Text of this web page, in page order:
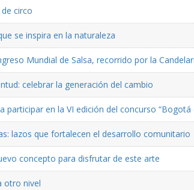
circo
se inspira en la naturaleza
Mundial de Salsa, recorrido por la
celebrar la generación del cambio
participar en la VI edición del concurso “Bogotá
lazos que fortalecen el desarrollo comunitario
concepto para disfrutar de este arte
otro nivel